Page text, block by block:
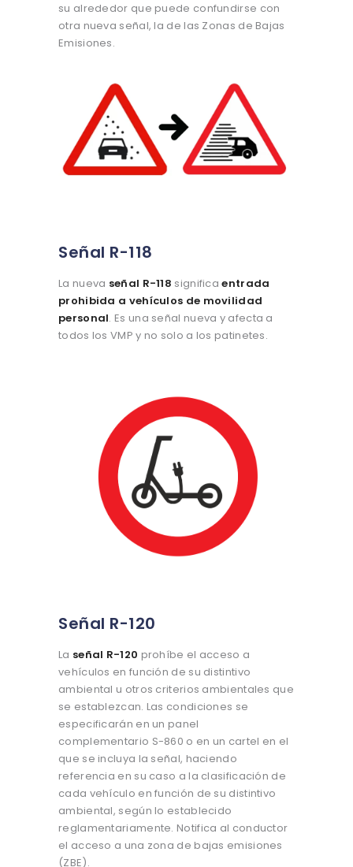
su alrededor que puede confundirse con
otra nueva señal, la de las Zonas de Bajas
Emisiones.
Señal R-118
La nueva señal R-118 significa entrada
prohibida a vehículos de movilidad
personal. Es una señal nueva y afecta a
todos los VMP y no solo a los patinetes.
Señal R-120
La señal R-120 prohíbe el acceso a
vehículos en función de su distintivo
ambiental u otros criterios ambientales que
se establezcan. Las condiciones se
especificarán en un panel
complementario S-860 o en un cartel en el
que se incluya la señal, haciendo
referencia en su caso a la clasificación de
cada vehículo en función de su distintivo
ambiental, según lo establecido
reglamentariamente. Notifica al conductor
el acceso a una zona de bajas emisiones
(ZBE).